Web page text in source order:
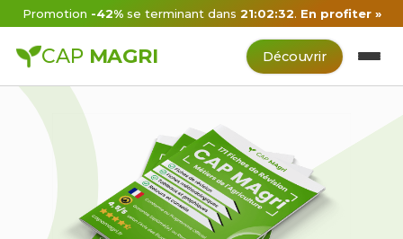
Promotion -42% se terminant dans21:02:31. En profiter »
CAP MAGRI Découvrir